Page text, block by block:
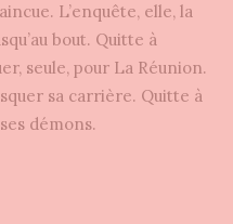
L’enquête, elle, la
bout. Quitte à
seule, pour La Réunion.
sa carrière. Quitte à
démons.